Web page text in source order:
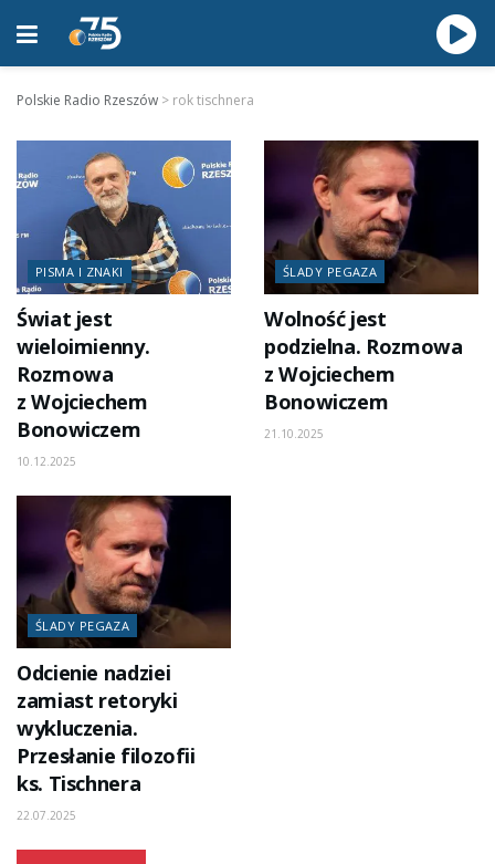
Polskie Radio Rzeszów > rok tischnera
PISMA I ZNAKI
Świat jest
wieloimienny.
Rozmowa
z Wojciechem
Bonowiczem
10.12.2025
ŚLADY PEGAZA
Wolność jest
podzielna. Rozmowa
z Wojciechem
Bonowiczem
21.10.2025
ŚLADY PEGAZA
Odcienie nadziei
zamiast retoryki
wykluczenia.
Przesłanie filozofii
ks. Tischnera
22.07.2025